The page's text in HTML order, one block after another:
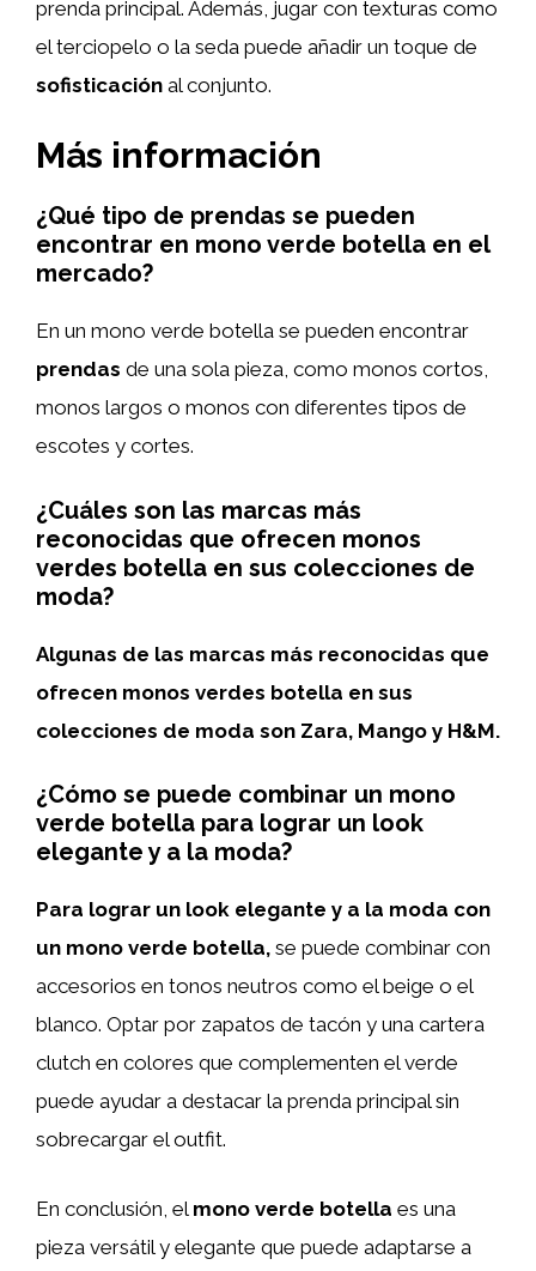
prenda principal. Además, jugar con texturas como
el terciopelo o la seda puede añadir un toque de
sofisticación al conjunto.
Más información
¿Qué tipo de prendas se pueden
encontrar en mono verde botella en el
mercado?
En un mono verde botella se pueden encontrar
prendas de una sola pieza, como monos cortos,
monos largos o monos con diferentes tipos de
escotes y cortes.
¿Cuáles son las marcas más
reconocidas que ofrecen monos
verdes botella en sus colecciones de
moda?
Algunas de las marcas más reconocidas que
ofrecen monos verdes botella en sus
colecciones de moda son Zara, Mango y H&M.
¿Cómo se puede combinar un mono
verde botella para lograr un look
elegante y a la moda?
Para lograr un look elegante y a la moda con
un mono verde botella, se puede combinar con
accesorios en tonos neutros como el beige o el
blanco. Optar por zapatos de tacón y una cartera
clutch en colores que complementen el verde
puede ayudar a destacar la prenda principal sin
sobrecargar el outfit.
En conclusión, el mono verde botella es una
pieza versátil y elegante que puede adaptarse a